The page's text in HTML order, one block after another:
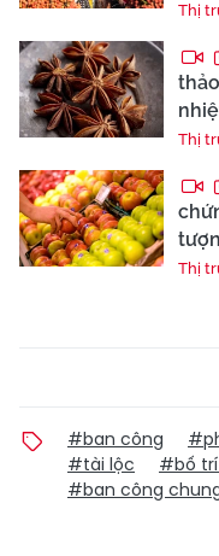
Thị
Thị
Thị
#ban công
#tài lộc
#bố trí
#ban công